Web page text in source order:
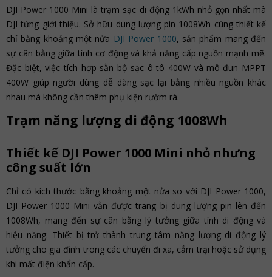
DJI Power 1000 Mini là trạm sạc di động 1kWh nhỏ gọn nhất mà
DJI từng giới thiệu. Sở hữu dung lượng pin 1008Wh cùng thiết kế
chỉ bằng khoảng một nửa DJI Power 1000, sản phẩm mang đến
sự cân bằng giữa tính cơ động và khả năng cấp nguồn mạnh mẽ.
Đặc biệt, việc tích hợp sẵn bộ sạc ô tô 400W và mô-đun MPPT
400W giúp người dùng dễ dàng sạc lại bằng nhiều nguồn khác
nhau mà không cần thêm phụ kiện rườm rà.
Trạm năng lượng di động 1008Wh
Thiết kế DJI Power 1000 Mini nhỏ nhưng
công suất lớn
Chỉ có kích thước bằng khoảng một nửa so với DJI Power 1000,
DJI Power 1000 Mini vẫn được trang bị dung lượng pin lên đến
1008Wh, mang đến sự cân bằng lý tưởng giữa tính di động và
hiệu năng. Thiết bị trở thành trung tâm năng lượng di động lý
tưởng cho gia đình trong các chuyến đi xa, cắm trại hoặc sử dụng
khi mất điện khẩn cấp.